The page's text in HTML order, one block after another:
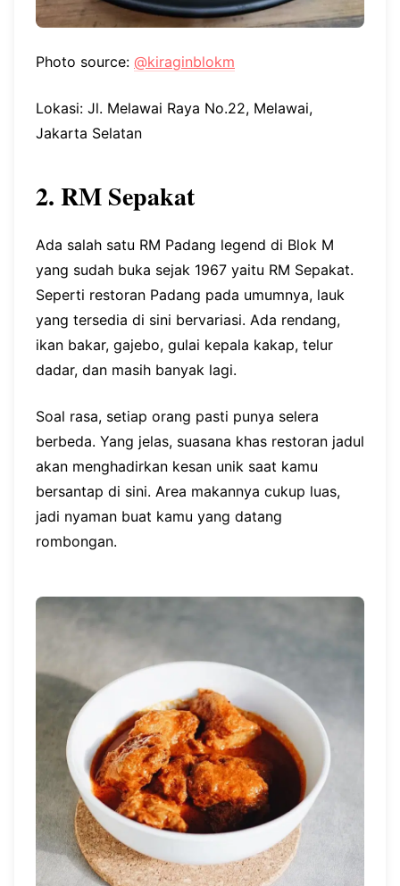
Photo source: @kiraginblokm
Lokasi: Jl. Melawai Raya No.22, Melawai,
Jakarta Selatan
2. RM Sepakat
Ada salah satu RM Padang legend di Blok M
yang sudah buka sejak 1967 yaitu RM Sepakat.
Seperti restoran Padang pada umumnya, lauk
yang tersedia di sini bervariasi. Ada rendang,
ikan bakar, gajebo, gulai kepala kakap, telur
dadar, dan masih banyak lagi.
Soal rasa, setiap orang pasti punya selera
berbeda. Yang jelas, suasana khas restoran jadul
akan menghadirkan kesan unik saat kamu
bersantap di sini. Area makannya cukup luas,
jadi nyaman buat kamu yang datang
rombongan.